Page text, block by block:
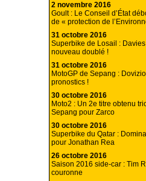
2 novembre 2016
Goult : Le Conseil d’État
de « protection de
31 octobre 2016
Superbike de Losail :
nouveau doublé !
31 octobre 2016
MotoGP de Sepang :
pronostics !
30 octobre 2016
Moto2 : Un 2e titre obtenu
Sepang pour Zarco
30 octobre 2016
Superbike du Qatar :
pour Jonathan Rea
26 octobre 2016
Saison 2016 side-car : Tim
couronne